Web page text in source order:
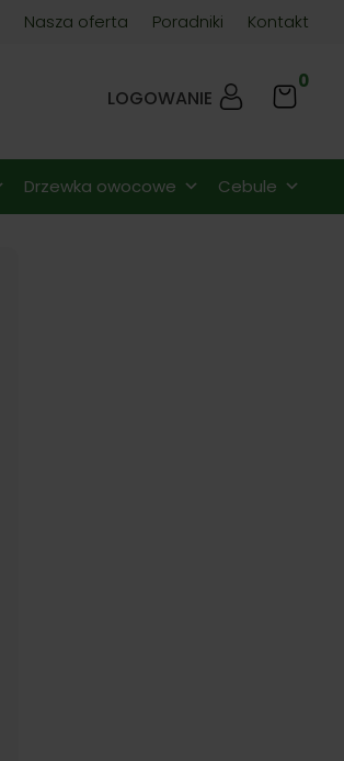
Nasza oferta Poradniki Kontakt
LOGOWANIE
0
Drzewka owocowe Cebule